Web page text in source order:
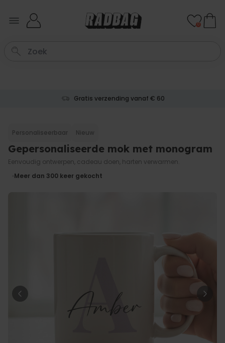
0
Gratis verzending vanaf € 60
Personaliseerbaar Nieuw
Gepersonaliseerde mok met monogram
Eenvoudig ontwerpen, cadeau doen, harten verwarmen.
Meer dan 300 keer gekocht